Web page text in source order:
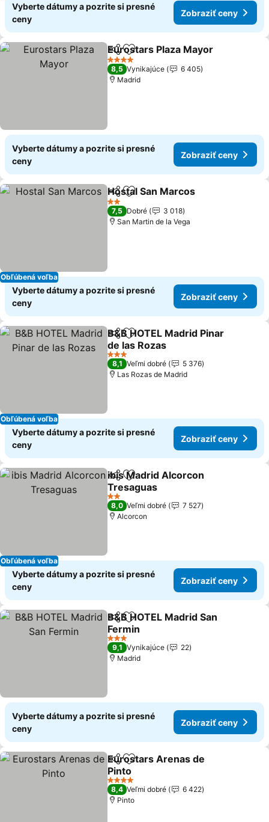
Vyberte dátumy a pozrite si presné
ceny
Zobraziť ceny
ZdieľaťPridať do obľúbených
Eurostars Plaza Mayor
4 Počet hviezdičiek
8,5 Vynikajúce
6 405
Madrid
Vyberte dátumy a pozrite si presné
ceny
Zobraziť ceny
Obľúbená voľba
ZdieľaťPridať do obľúbených
Hostal San Marcos
2 Počet hviezdičiek
7,5 Dobré
3 018
San Martin de la Vega
Vyberte dátumy a pozrite si presné
ceny
Zobraziť ceny
Obľúbená voľba
ZdieľaťPridať do obľúbených
B&B HOTEL Madrid Pinar
de las Rozas
3 Počet hviezdičiek
8,1 Veľmi dobré
5 376
Las Rozas de Madrid
Vyberte dátumy a pozrite si presné
ceny
Zobraziť ceny
Obľúbená voľba
ZdieľaťPridať do obľúbených
ibis Madrid Alcorcon
Tresaguas
2 Počet hviezdičiek
8,0 Veľmi dobré
7 527
Alcorcon
Vyberte dátumy a pozrite si presné
ceny
Zobraziť ceny
ZdieľaťPridať do obľúbených
B&B HOTEL Madrid San
Fermin
3 Počet hviezdičiek
9,1 Vynikajúce
22
Madrid
Vyberte dátumy a pozrite si presné
ceny
Zobraziť ceny
ZdieľaťPridať do obľúbených
Eurostars Arenas de
Pinto
4 Počet hviezdičiek
8,4 Veľmi dobré
6 422
Pinto